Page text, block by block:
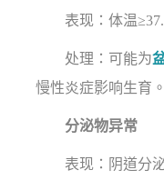
表现：体温
处理：可能为
慢性炎症影响生育。
分泌物异常
表现：阴道分泌